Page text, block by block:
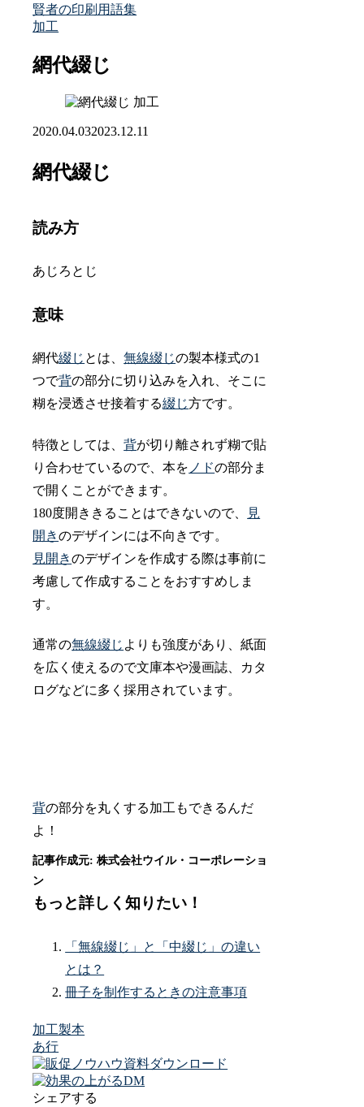
賢者の印刷用語集
加工
網代綴じ
加工
2020.04.032023.12.11
網代綴じ
読み方
あじろとじ
意味
網代綴じ とは、無線綴じの製本様式の1
つで背の部分に切り込みを入れ、そこに
糊を浸透させ接着する綴じ方です。
特徴としては、背が切り離されず糊で貼
り合わせているので、本を ノドの部分ま
で開くことができます。
180度開ききることはできないので、
見
開きのデザインには不向きです。
見開きのデザインを作成する際は事前に
考慮して作成することをおすすめしま
す。
通常の無線綴じ よりも強度があり、紙面
を広く使えるので文庫本や漫画誌、カタ
ログなどに多く採用されています。
背の部分を丸くする加工もできるんだ
よ！
もっと詳しく知りたい！
「無線綴じ」と「中綴じ」の違い
とは？
冊子を制作するときの注意事項
加工製本
あ行
シェアする